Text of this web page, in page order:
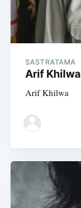
SASTRATAMA
Arif Khilwa
Arif Khilwa